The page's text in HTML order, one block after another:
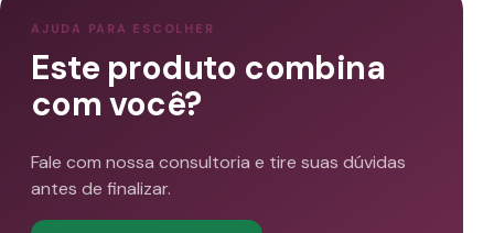
AJUDA PARA ESCOLHER
Este produto combina
com você?
Fale com nossa consultoria e tire suas dúvidas
antes de finalizar.